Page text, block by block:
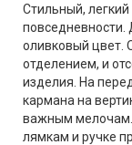
Стильный,
повседневности.
оливковый цвет.
отделением, и
изделия. На
кармана на
важным
лямкам и ручке